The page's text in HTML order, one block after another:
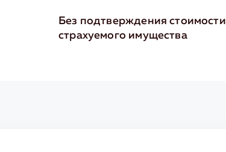
Без подтверждения стоимости
страхуемого имущества